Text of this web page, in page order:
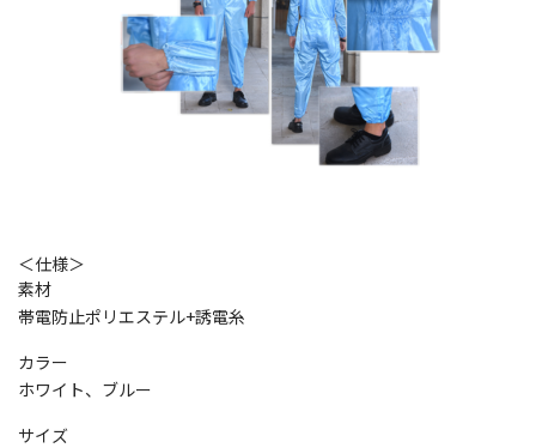
＜仕様＞
素材
帯電防止ポリエステル+誘電糸
カラー
ホワイト、ブルー
サイズ